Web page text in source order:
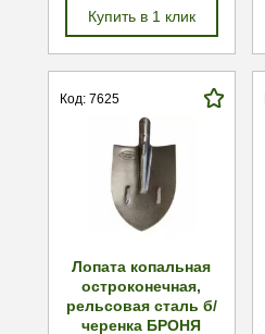
Купить в 1 клик
Код: 7625
Лопата копальная
остроконечная,
рельсовая сталь б/
черенка БРОНЯ